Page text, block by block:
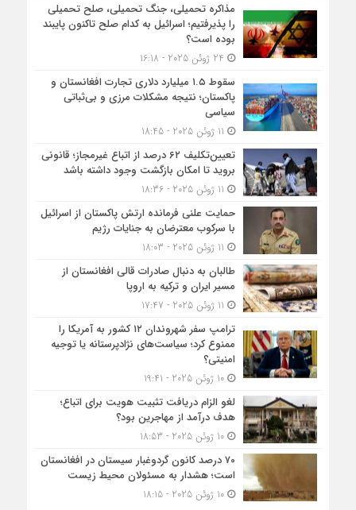
مذاکره تحمیلی، جنگ تحمیلی، صلح تحمیلی
را پذیرفتیم؛ اسرائیل به کدام صلح تاکنون پایبند
بوده است؟
سقوط ۱.۵ میلیارد دلاری تجارت افغانستان و
پاکستان؛ نتیجه مشکلات مرزی و بی‌ثباتی
سیاسی
تعیین‌تکلیف ۶۲ درصد از اتباع غیرمجاز؛ قانونی
بروید تا امکان بازگشت وجود داشته باشد
حمایت علنی فرمانده ارتش پاکستان از اسرائیل
با سرکوب معترضان به جنایات رژیم
طالبان به دنبال صادرات قالی افغانستان از
مسیر ایران و ترکیه به اروپا
ترامپ سفر شهروندان ۱۲ کشور به آمریکا را
ممنوع کرد؛ سیاست‌های نژادپرستانه یا توجیه
امنیتی؟
10 ژوئن 2025 - 19:41
لغو الزام دریافت تثبیت هویت برای اتباع؛
هدف درآمد از مهاجرین بود؟
10 ژوئن 2025 - 18:53
۷۰ درصد کانون گردوغبار سیستان در افغانستان
است؛ هشدار به مسئولان محیط زیست
10 ژوئن 2025 - 18:15